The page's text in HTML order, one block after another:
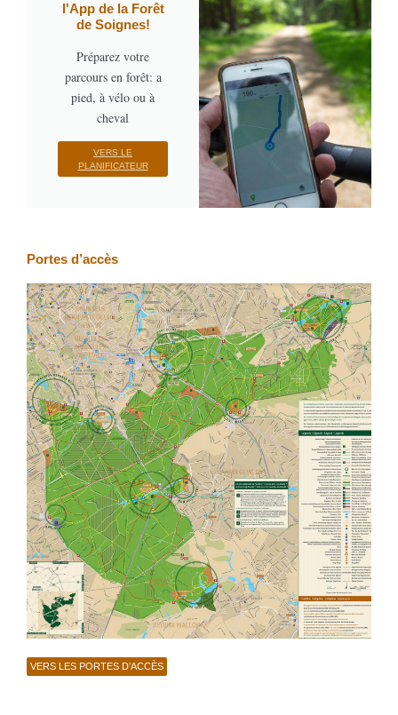
l'App de la Forêt
de Soignes!
Préparez votre
parcours en forêt: a
pied, à vélo ou à
cheval
VERS LE
PLANIFICATEUR
Portes d’accès
VERS LES PORTES D’ACCÈS